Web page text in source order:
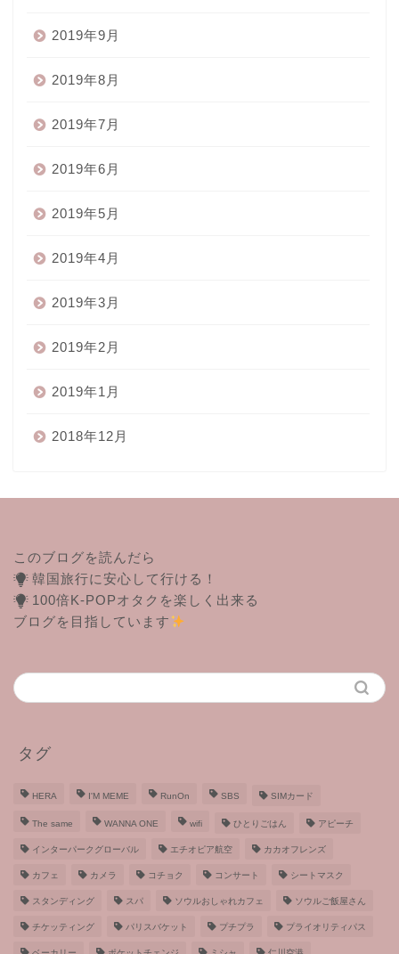
2019年9月
2019年8月
2019年7月
2019年6月
2019年5月
2019年4月
2019年3月
2019年2月
2019年1月
2018年12月
このブログを読んだら
韓国旅行に安心して行ける！
100倍K-POPオタクを楽しく出来る
ブログを目指しています
タグ
HERA I'M MEME RunOn SBS SIMカード
The same WANNA ONE wifi ひとりごはん アピーチ
インターパークグローバル エチオピア航空 カカオフレンズ
カフェ カメラ コチョク コンサート シートマスク
スタンディング スパ ソウルおしゃれカフェ ソウルご飯屋さん
チケッティング パリスバケット プチプラ プライオリティパス